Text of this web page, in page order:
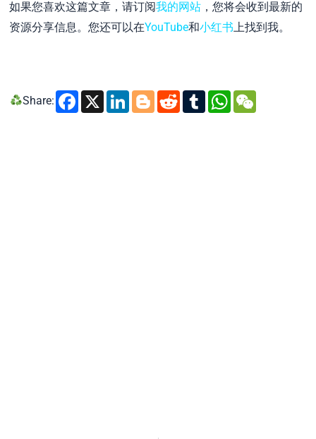
如果您喜欢这篇文章，请订阅我的网站 ，您将会收到最新的
资源分享信息。您还可以在YouTube和小红书上找到我。
Share: Facebook
X LinkedIn
Blogger
Reddit
Tumblr